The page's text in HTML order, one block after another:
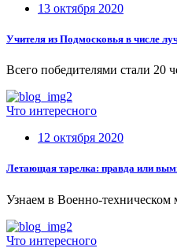
13 октября 2020
Учителя из Подмосковья в числе
Всего победителями стали 20
Что интересного
12 октября 2020
Летающая тарелка: правда или
Узнаем в Военно-техническом
Что интересного